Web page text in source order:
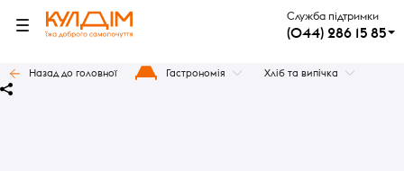
Служба підтримки
(044) 286 15 85
Назад до головної Гастрономія Хліб та випічка